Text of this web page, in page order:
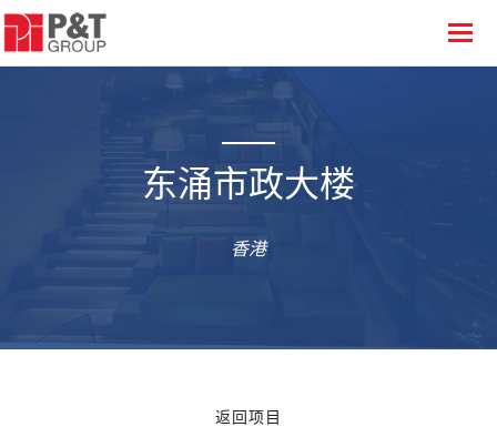
东涌市政大楼
香港
返回项目